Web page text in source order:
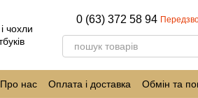
0 (63) 372 58 94
Про нас Оплата і доставка Обмін та